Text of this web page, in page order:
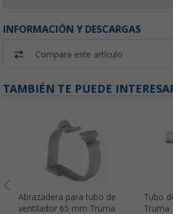
INFORMACIÓN Y DESCARGAS
Compara este artículo
TAMBIÉN TE PUEDE
Abrazadera para tubo de
ventilador 65 mm Truma
Tubo
Truma